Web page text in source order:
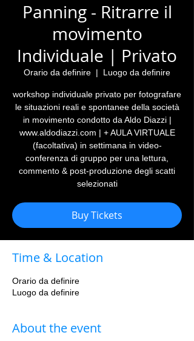
Panning - Ritrarre il
movimento
Individuale | Privato
Orario da definire
  |
Luogo da definire
workshop individuale privato per fotografare
le situazioni reali e spontanee della società
in movimento condotto da Aldo Diazzi |
www.aldodiazzi.com | + AULA VIRTUALE
(facoltativa) in settimana in video-
conferenza di gruppo per una lettura,
commento & post-produzione degli scatti
selezionati
Buy Tickets
Time & Location
Orario da definire
Luogo da definire
About the event